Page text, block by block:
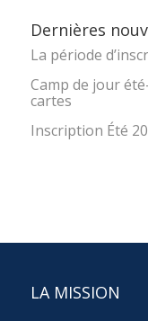
Dernières
La période
Camp de jour
cartes
Inscription Été
LA MISSION